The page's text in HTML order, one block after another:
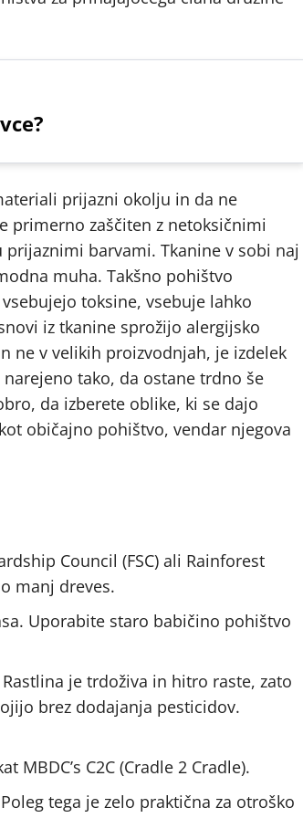
prijazni okolju in da ne
primerno zaščiten z netoksičnimi
barvami. Tkanine v sobi naj
muha. Takšno pohištvo
toksine, vsebuje lahko
iz tkanine sprožijo alergijsko
ne v velikih proizvodnjah, je izdelek
tako, da ostane trdno še
da izberete oblike, ki se dajo
običajno pohištvo, vendar njegova
Council (FSC) ali Rainforest
manj dreves.
Uporabite staro babičino pohištvo
je trdoživa in hitro raste, zato
brez dodajanja pesticidov.
C2C (Cradle 2 Cradle).
tega je zelo praktična za otroško